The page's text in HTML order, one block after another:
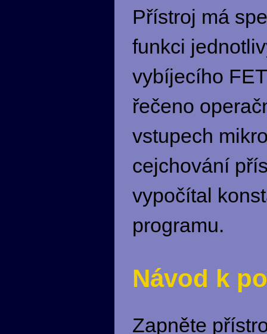
Přístroj má
funkci
vybíjecího
řečeno
vstupech
cejchování
vypočítal
programu.
Návod k
Zapněte